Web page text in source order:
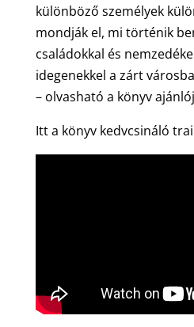
különböző személyek
mondják el, mi történik
családokkal és
idegenekkel a zárt
– olvasható a könyv
Itt a könyv kedvcsináló